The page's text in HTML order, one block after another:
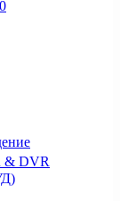
0
& DVR